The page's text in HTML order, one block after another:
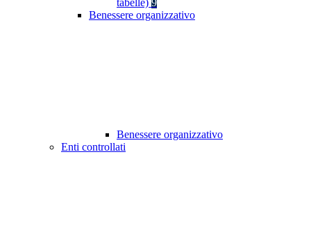
tabelle) 9
Benessere organizzativo
Benessere organizzativo
Enti controllati